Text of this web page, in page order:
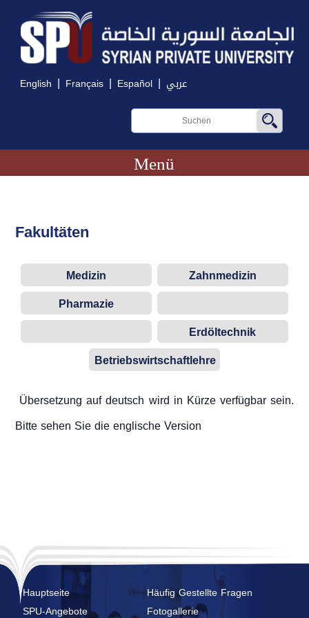
English | Français | Español | عربي
Menü
Fakultäten
Medizin
Zahnmedizin
Pharmazie
Erdöltechnik
Betriebswirtschaftlehre
Übersetzung auf deutsch wird in Kürze verfügbar sein.
Bitte sehen Sie die englische Version
Hauptseite
Häufig Gestellte Fragen
SPU-Angebote
Fotogallerie